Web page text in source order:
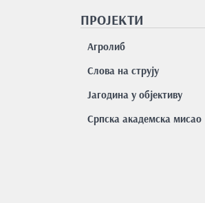
ПРОЈЕКТИ
Агролиб
Слова на струју
Јагодина у објективу
Српска академска мисао